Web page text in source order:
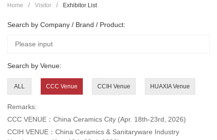
Home Visitor Exhibitor List
Search by Company / Brand / Product:
Search by Venue:
ALL CCC Venue CCIH Venue HUAXIA Venue
Remarks:
CCC VENUE：China Ceramics City (Apr. 18th-23rd, 2026)
CCIH VENUE：China Ceramics & Sanitaryware Industry